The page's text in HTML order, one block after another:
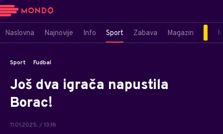
Naslovna Najnovije Info Sport Zabava Magazin
Sport Fudbal
Još dva igrača napustila
Borac!
11.01.2025. / 13:18